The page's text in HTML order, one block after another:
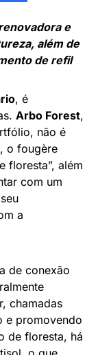
e
além de
de refil
, é
Arbo Forest,
não é
o fougère
floresta”, além
com um
a
de conexão
chamadas
e promovendo
de floresta, há